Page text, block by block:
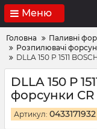
Меню
Головна
Паливні
Розпилювачі
DLLA 150 P 1511
DLLA 150 P
форсунки CR
Артикул: 0433171932